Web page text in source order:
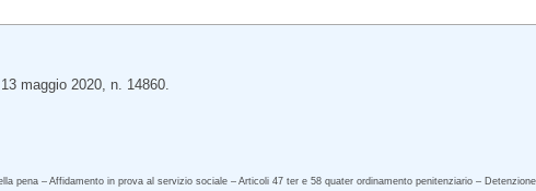
maggio 2020, n. 14860.
pena – Affidamento in prova al servizio sociale – Articoli 47 ter e 58 quater ordinamento penitenziario –